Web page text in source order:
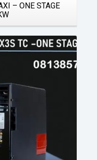
– ONE STAGE